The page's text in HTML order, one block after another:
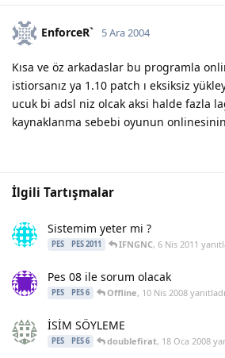
EnforceR` 5 Ara 2004
Kısa ve öz arkadaslar bu programla
istiorsanız ya 1.10 patch ı eksiksiz
ucuk bi adsl niz olcak aksi halde fazla
kaynaklanma sebebi oyunun onlinesinin
İlgili Tartışmalar
Sistemim yeter mi ?
PES PES 2011 IFNGNC, 6 Nis 2011
Pes 08 ile sorum olacak
PES PES 6 Offline, 10 Nis 2008yanıtladı
İSİM SÖYLEME
PES PES 6 doublefirat, 18 Oca 2008